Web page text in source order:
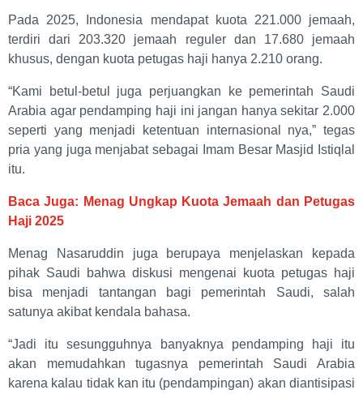
Pada 2025, Indonesia mendapat kuota 221.000 jemaah,
terdiri dari 203.320 jemaah reguler dan 17.680 jemaah
khusus, dengan kuota petugas haji hanya 2.210 orang.
“Kami betul-betul juga perjuangkan ke pemerintah Saudi
Arabia agar pendamping haji ini jangan hanya sekitar 2.000
seperti yang menjadi ketentuan internasional nya,” tegas
pria yang juga menjabat sebagai Imam Besar Masjid Istiqlal
itu.
Baca Juga: Menag Ungkap Kuota Jemaah dan Petugas
Haji 2025
Menag Nasaruddin juga berupaya menjelaskan kepada
pihak Saudi bahwa diskusi mengenai kuota petugas haji
bisa menjadi tantangan bagi pemerintah Saudi, salah
satunya akibat kendala bahasa.
“Jadi itu sesungguhnya banyaknya pendamping haji itu
akan memudahkan tugasnya pemerintah Saudi Arabia
karena kalau tidak kan itu (pendampingan) akan diantisipasi